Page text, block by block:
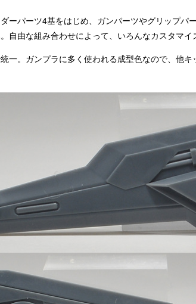
ーパーツ4基をはじめ、ガンパーツやグリップパ
自由な組み合わせによって、いろんなカスタマイ
一。ガンプラに多く使われる成型色なので、他